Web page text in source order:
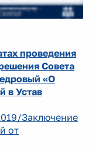
проведения
Совета
«О
в Устав
Заключение
от